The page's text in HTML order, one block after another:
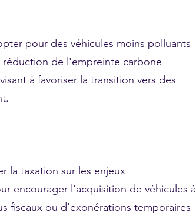
pour des véhicules moins polluants
réduction de l'empreinte carbone
à favoriser la transition vers des
la taxation sur les enjeux
encourager l'acquisition de véhicules à
fiscaux ou d'exonérations temporaires